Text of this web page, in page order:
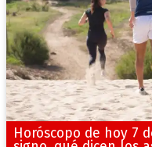
Horóscopo de hoy 7